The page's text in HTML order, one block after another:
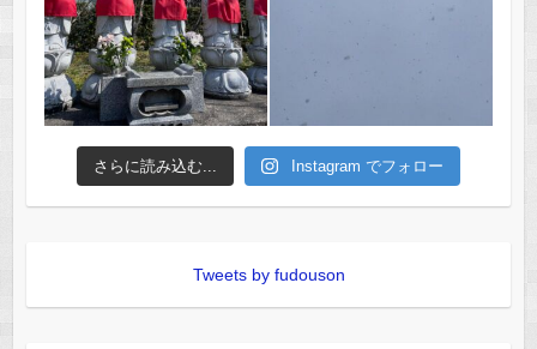
さらに読み込む... Instagram でフォロー
Tweets by fudouson